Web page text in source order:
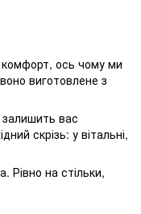
комфорт, ось чому ми
виготовлене з
вас
скрізь: у вітальні,
Рівно на стільки,